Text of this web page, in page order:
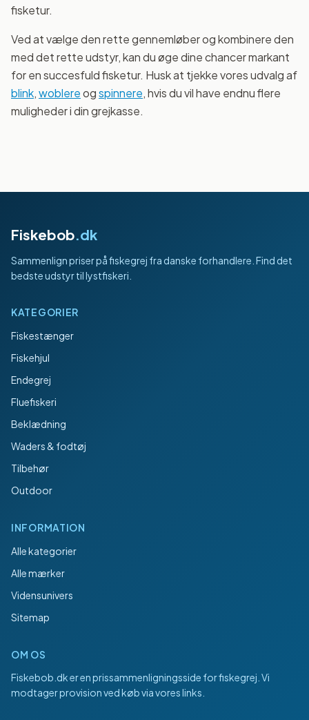
fisketur.
Ved at vælge den rette gennemløber og kombinere den
med det rette udstyr, kan du øge dine chancer markant
for en succesfuld fisketur. Husk at tjekke vores udvalg af
blink,woblereogspinnere, hvis du vil have endnu flere
muligheder i din grejkasse.
Fiskebob.dk
Sammenlign priser på fiskegrej fra danske forhandlere. Find det
bedste udstyr til lystfiskeri.
KATEGORIER
Fiskestænger
Fiskehjul
Endegrej
Fluefiskeri
Beklædning
Waders & fodtøj
Tilbehør
Outdoor
INFORMATION
Alle kategorier
Alle mærker
Vidensunivers
Sitemap
OM OS
Fiskebob.dker en prissammenligningsside for fiskegrej. Vi
modtager provision ved køb via vores links.